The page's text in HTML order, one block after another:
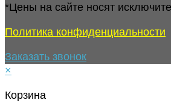
*Цены на сайте носят
Политика конфиденциальности
Заказать звонок
×
Корзина